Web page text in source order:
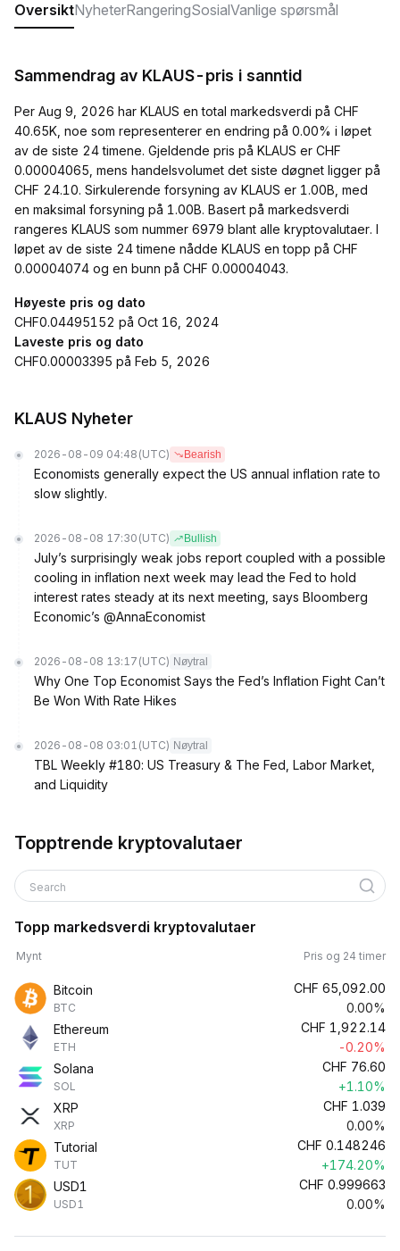
OversiktNyheterRangeringSosialVanlige spørsmål
Sammendrag av KLAUS-pris i sanntid
Per Aug 9, 2026 har KLAUS en total markedsverdi på CHF
40.65K, noe som representerer en endring på 0.00% i løpet
av de siste 24 timene. Gjeldende pris på KLAUS er CHF
0.00004065, mens handelsvolumet det siste døgnet ligger på
CHF 24.10. Sirkulerende forsyning av KLAUS er 1.00B, med
en maksimal forsyning på 1.00B. Basert på markedsverdi
rangeres KLAUS som nummer 6979 blant alle kryptovalutaer. I
løpet av de siste 24 timene nådde KLAUS en topp på CHF
0.00004074 og en bunn på CHF 0.00004043.
Høyeste pris og dato
CHF0.04495152 på Oct 16, 2024
Laveste pris og dato
CHF0.00003395 på Feb 5, 2026
KLAUS Nyheter
2026-08-09 04:48 (UTC) Bearish
Economists generally expect the US annual inflation rate to
slow slightly.
2026-08-08 17:30 (UTC) Bullish
July’s surprisingly weak jobs report coupled with a possible
cooling in inflation next week may lead the Fed to hold
interest rates steady at its next meeting, says Bloomberg
Economic’s @AnnaEconomist
2026-08-08 13:17 (UTC) Nøytral
Why One Top Economist Says the Fed’s Inflation Fight Can’t
Be Won With Rate Hikes
2026-08-08 03:01 (UTC) Nøytral
TBL Weekly #180: US Treasury & The Fed, Labor Market,
and Liquidity
Topptrende kryptovalutaer
Search
Topp markedsverdi kryptovalutaer
Mynt Pris og 24 timer
Bitcoin
BTC
CHF 65,092.00
0.00%
Ethereum
ETH
CHF 1,922.14
-0.20%
Solana
SOL
CHF 76.60
+1.10%
XRP
XRP
CHF 1.039
0.00%
Tutorial
TUT
CHF 0.148246
+174.20%
USD1
USD1
CHF 0.999663
0.00%